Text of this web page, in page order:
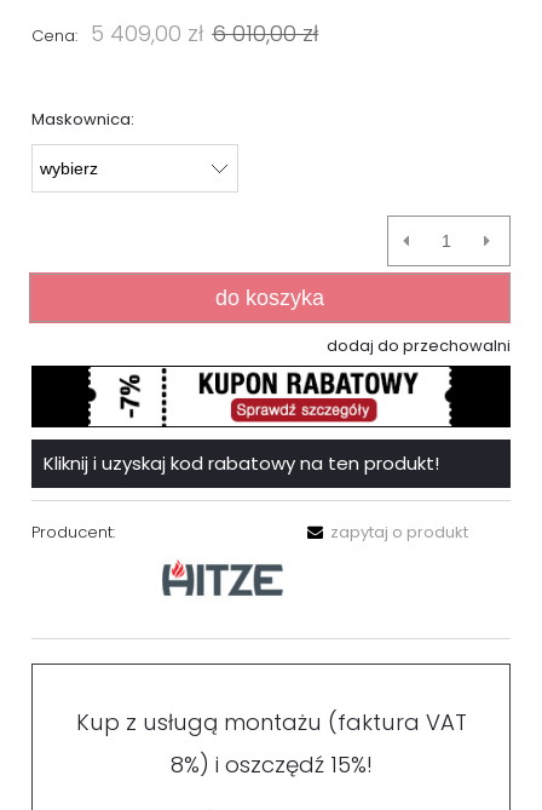
Cena: 5 409,00 zł 6 010,00 zł
Maskownica:
do koszyka
dodaj do przechowalni
Kliknij i uzyskaj kod rabatowy na ten produkt!
Producent: zapytaj o produkt
Kup z usługą montażu (faktura VAT
8%) i oszczędź 15%!